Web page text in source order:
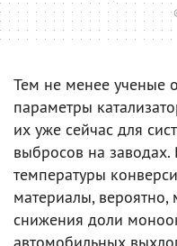
Тем не менее ученые
параметры
их уже сейчас для
выбросов на
температуры
материалы,
снижения доли